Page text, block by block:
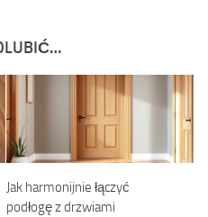
Jak harmonijnie łączyć
podłogę z drzwiami